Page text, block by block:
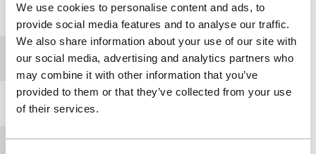
We use cookies to personalise content and ads, to
provide social media features and to analyse our traffic.
We also share information about your use of our site with
our social media, advertising and analytics partners who
may combine it with other information that you’ve
provided to them or that they’ve collected from your use
of their services.
Jaar 2006
Festivaleditie IFFR 2007
Lengte